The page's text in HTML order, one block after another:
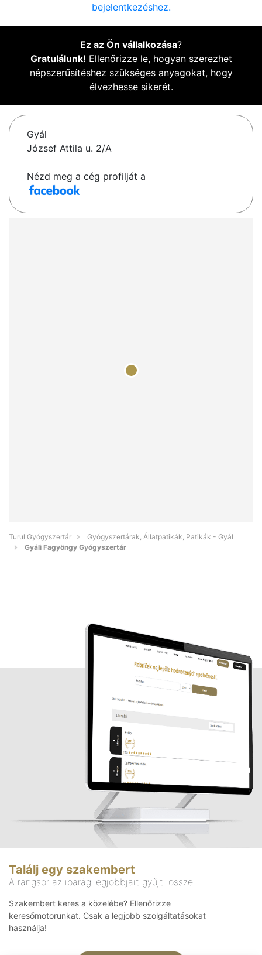
bejelentkezéshez.
Ez az Ön vállalkozása?
Gratulálunk! Ellenőrizze le, hogyan szerezhet
népszerűsítéshez szükséges anyagokat, hogy
élvezhesse sikerét.
Gyál
József Attila u. 2/A
Nézd meg a cég profilját a
Turul Gyógyszertár
Gyógyszertárak, Állatpatikák, Patikák - Gyál
Gyáli Fagyöngy Gyógyszertár
Találj egy szakembert
A rangsor az iparág legjobbjait gyűjti össze
Szakembert keres a közelébe? Ellenőrizze
keresőmotorunkat. Csak a legjobb szolgáltatásokat
használja!